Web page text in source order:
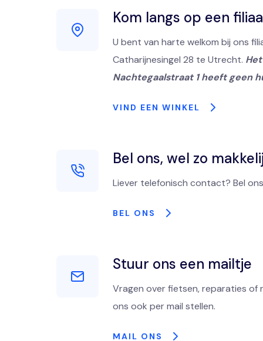
Kom langs op een
U bent van harte welkom bij ons
Catharijnesingel 28 te Utrecht.
Nachtegaalstraat 1 heeft geen
VIND EEN WINKEL
Bel ons, wel zo
Liever telefonisch contact? Bel
BEL ONS
Stuur ons een mailtje
Vragen over fietsen, reparaties of
ons ook per mail stellen.
MAIL ONS